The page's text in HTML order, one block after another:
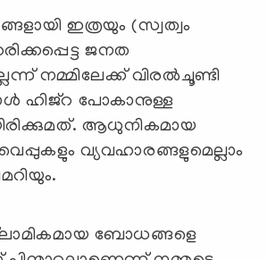
ഇത്രയും (സ്വത്വം
ജനത
നമ്മിലേക്ക് വിരല്‍ചൂണ്ടി
ഹിജ്‌റ പോകാനുള്ള
ആധുനികമായ
വ്യവഹാരങ്ങളുമെല്ലാം
ബോധങ്ങളെ